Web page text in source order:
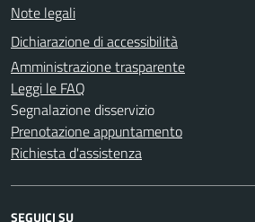
Note legali
Dichiarazione di accessibilità
Amministrazione trasparente
Leggi le FAQ
Segnalazione disservizio
Prenotazione appuntamento
Richiesta d'assistenza
SEGUICI SU